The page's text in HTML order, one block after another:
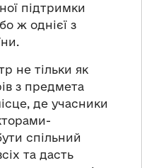
підтримки
ж однієї з
не тільки як
з предмета
де учасники
спільний
та дасть